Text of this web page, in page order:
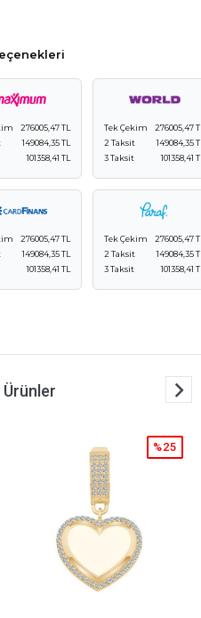
276005,47 TL
149084,35 TL
101358,41 TL
Tek Çekim
276005,47
2 Taksit
149084,35
3 Taksit
101358,41
276005,47 TL
149084,35 TL
101358,41 TL
Tek Çekim
276005,47
2 Taksit
149084,35
3 Taksit
101358,41